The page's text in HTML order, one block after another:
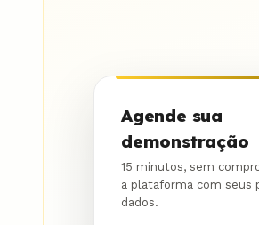
Agende sua
demonstração
15 minutos, sem
a plataforma com seus
dados.